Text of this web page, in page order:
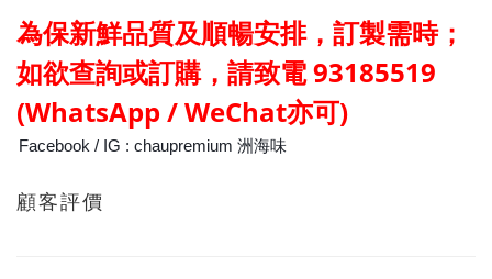
為保新鮮品質及順暢安排，訂製需時；
如欲查詢或訂購，請致電93185519
(WhatsApp / WeChat亦可)
Facebook / IG : chaupremium 洲海味
顧客評價